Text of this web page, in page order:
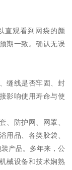
直观看到网袋的颜
期一致。确认无误
缝线是否牢固、封
影响使用寿命与使
、防护网、网罩、
用品、各类胶袋、
产品。多年来，公
械设备和技术娴熟